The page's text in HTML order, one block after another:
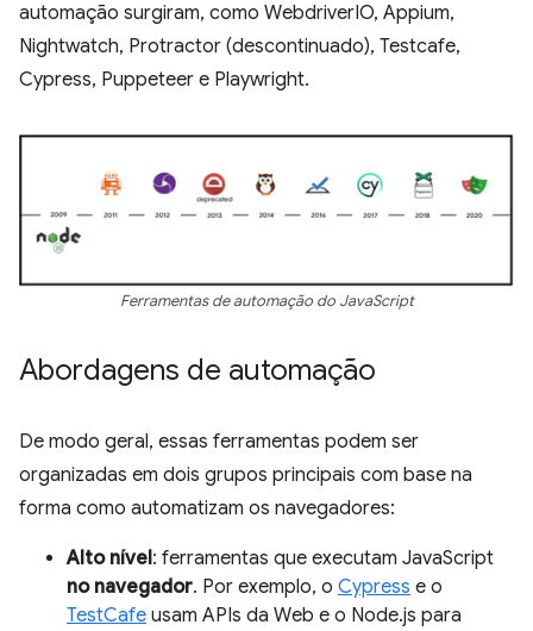
automação surgiram, como WebdriverIO, Appium,
Nightwatch, Protractor (descontinuado), Testcafe,
Cypress, Puppeteer e Playwright.
Ferramentas de automação do JavaScript
Abordagens de automação
De modo geral, essas ferramentas podem ser
organizadas em dois grupos principais com base na
forma como automatizam os navegadores:
Alto nível: ferramentas que executam JavaScript
no navegador. Por exemplo, o Cypress e o
TestCafe usam APIs da Web e o Node.js para